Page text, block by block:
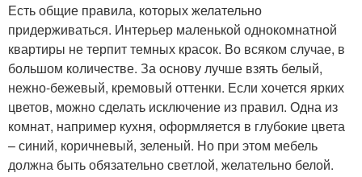
Есть общие правила, которых желательно
придерживаться. Интерьер маленькой однокомнатной
квартиры не терпит темных красок. Во всяком случае, в
большом количестве. За основу лучше взять белый,
нежно-бежевый, кремовый оттенки. Если хочется ярких
цветов, можно сделать исключение из правил. Одна из
комнат, например кухня, оформляется в глубокие цвета
– синий, коричневый, зеленый. Но при этом мебель
должна быть обязательно светлой, желательно белой.